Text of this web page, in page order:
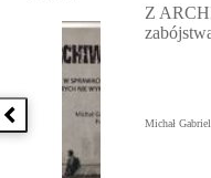
Poprzednia książka
Z
Michał